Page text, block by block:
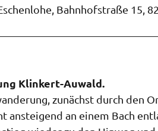
Bahnhofstraße 15,
Klinkert-Auwald.
zunächst durch den
ansteigend an einem Bach